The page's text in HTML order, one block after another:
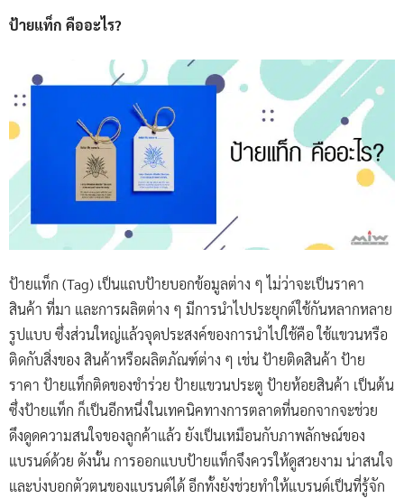
ป้ายแท็ก คืออะไร?
ป้ายแท็ก (Tag) เป็นแถบป้ายบอกข้อมูลต่าง ๆ ไม่ว่าจะเป็นราคา
สินค้า ที่มา และการผลิตต่าง ๆ มีการนำไปประยุกต์ใช้กันหลากหลาย
รูปแบบ ซึ่งส่วนใหญ่แล้วจุดประสงค์ของการนำไปใช้คือ ใช้แขวนหรือ
ติดกับสิ่งของ สินค้าหรือผลิตภัณฑ์ต่าง ๆ เช่น ป้ายติดสินค้า ป้าย
ราคา ป้ายแท็กติดของชำร่วย ป้ายแขวนประตู ป้ายห้อยสินค้า เป็นต้น
ซึ่งป้ายแท็ก ก็เป็นอีกหนึ่งในเทคนิคทางการตลาดที่นอกจากจะช่วย
ดึงดูดความสนใจของลูกค้าแล้ว ยังเป็นเหมือนกับภาพลักษณ์ของ
แบรนด์ด้วย ดังนั้น การออกแบบป้ายแท็กจึงควรให้ดูสวยงาม น่าสนใจ
และบ่งบอกตัวตนของแบรนด์ได้ อีกทั้งยังช่วยทำให้แบรนด์เป็นที่รู้จัก